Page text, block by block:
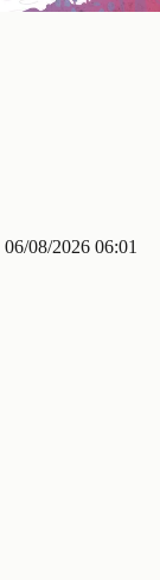
06/08/2026 06:01